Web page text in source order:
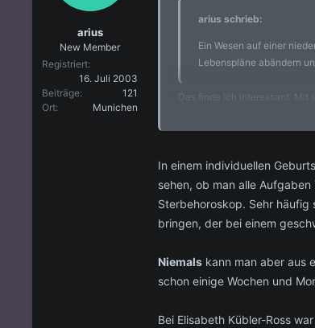
arius
New Member
Registriert
16. Juli 2003
Beiträge
121
Ort
Munichen
arius schrieb:
Ein Wesen auf einer
Lebenspläne abändern
Das finde ich interessant. Mit
Geburtshoroskop sei der
unserem Planeten
Bitte erkläre mal, wer diese
In einem individuellen
sehen, ob man alle
Sterbehoroskop. Sehr häufig
bringen, der bei einem
Niemals kann man aber aus
schon einige Wochen und
Bei Elisabeth Kübler-Ross